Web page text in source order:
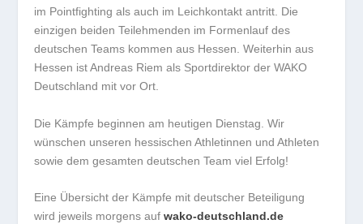
im Pointfighting als auch im Leichkontakt antritt. Die
einzigen beiden Teilehmenden im Formenlauf des
deutschen Teams kommen aus Hessen. Weiterhin aus
Hessen ist Andreas Riem als Sportdirektor der WAKO
Deutschland mit vor Ort.
Die Kämpfe beginnen am heutigen Dienstag. Wir
wünschen unseren hessischen Athletinnen und Athleten
sowie dem gesamten deutschen Team viel Erfolg!
Eine Übersicht der Kämpfe mit deutscher Beteiligung
wird jeweils morgens aufwako-deutschland.de